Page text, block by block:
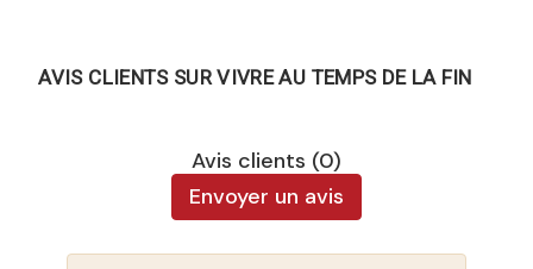
AVIS CLIENTS SUR VIVRE AU TEMPS DE LA FIN
Avis clients (0)
Envoyer un avis